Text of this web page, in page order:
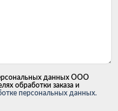
данных ООО
обработки заказа и
персональных данных.